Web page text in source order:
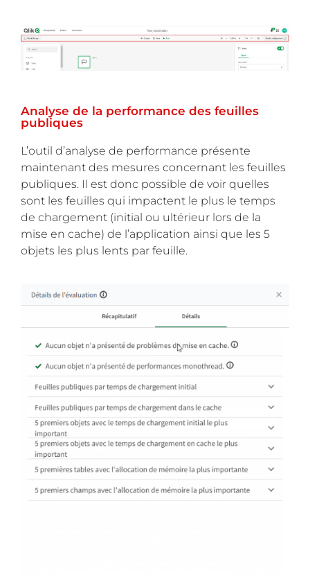
Analyse de la performance des feuilles
publiques
L’outil d’analyse de performance présente
maintenant des mesures concernant les feuilles
publiques. Il est donc possible de voir quelles
sont les feuilles qui impactent le plus le temps
de chargement (initial ou ultérieur lors de la
mise en cache) de l’application ainsi que les 5
objets les plus lents par feuille.